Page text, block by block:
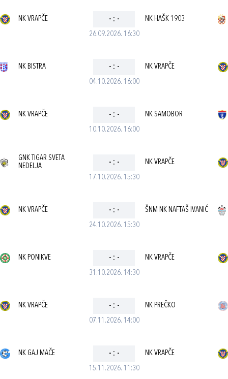
26.09.2026. 16:30
NK VRAPČE - : - NK HAŠK 1903
04.10.2026. 16:00
NK BISTRA - : - NK VRAPČE
10.10.2026. 16:00
NK VRAPČE - : - NK SAMOBOR
17.10.2026. 15:30
GNK TIGAR SVETA
NEDELJA
- : - NK VRAPČE
24.10.2026. 15:30
NK VRAPČE - : - ŠNM NK NAFTAŠ IVANIĆ
31.10.2026. 14:30
NK PONIKVE - : - NK VRAPČE
07.11.2026. 14:00
NK VRAPČE - : - NK PREČKO
15.11.2026. 11:30
NK GAJ MAČE - : - NK VRAPČE